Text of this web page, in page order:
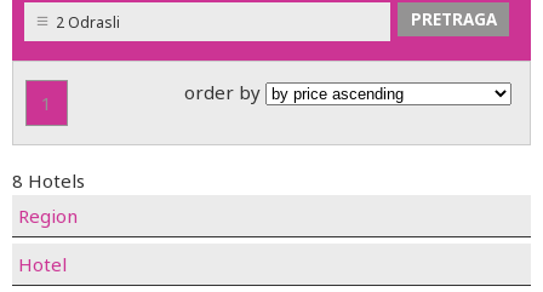
2 Odrasli
1 order by
8 Hotels
Region
Hotel